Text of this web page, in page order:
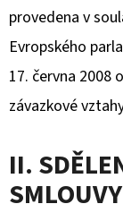
provedena v
Evropského
17. června 2008
závazkové
II.
SMLOUVY
U
J
E
M
E